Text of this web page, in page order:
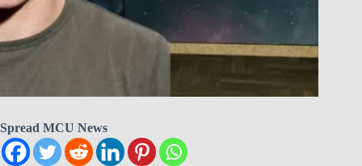
Spread MCU News